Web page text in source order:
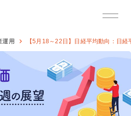
運用 【5月18～22日】日経平均動向：日